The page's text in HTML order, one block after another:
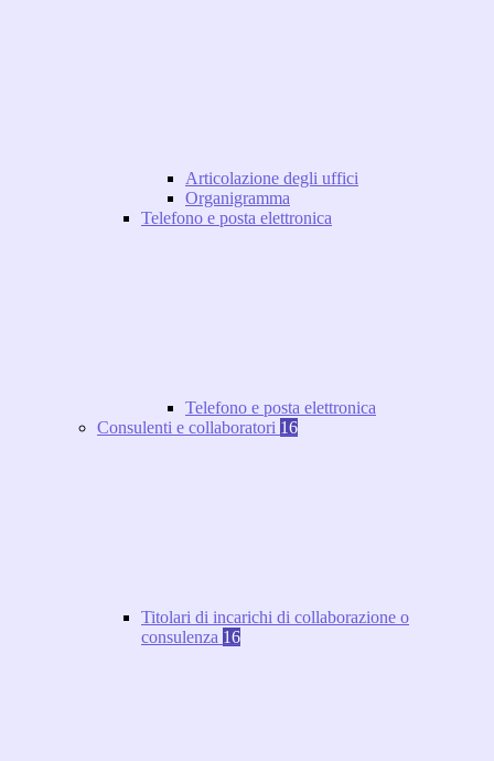
Articolazione degli uffici
Organigramma
Telefono e posta elettronica
Telefono e posta elettronica
Consulenti e collaboratori 16
Titolari di incarichi di collaborazione o
consulenza 16